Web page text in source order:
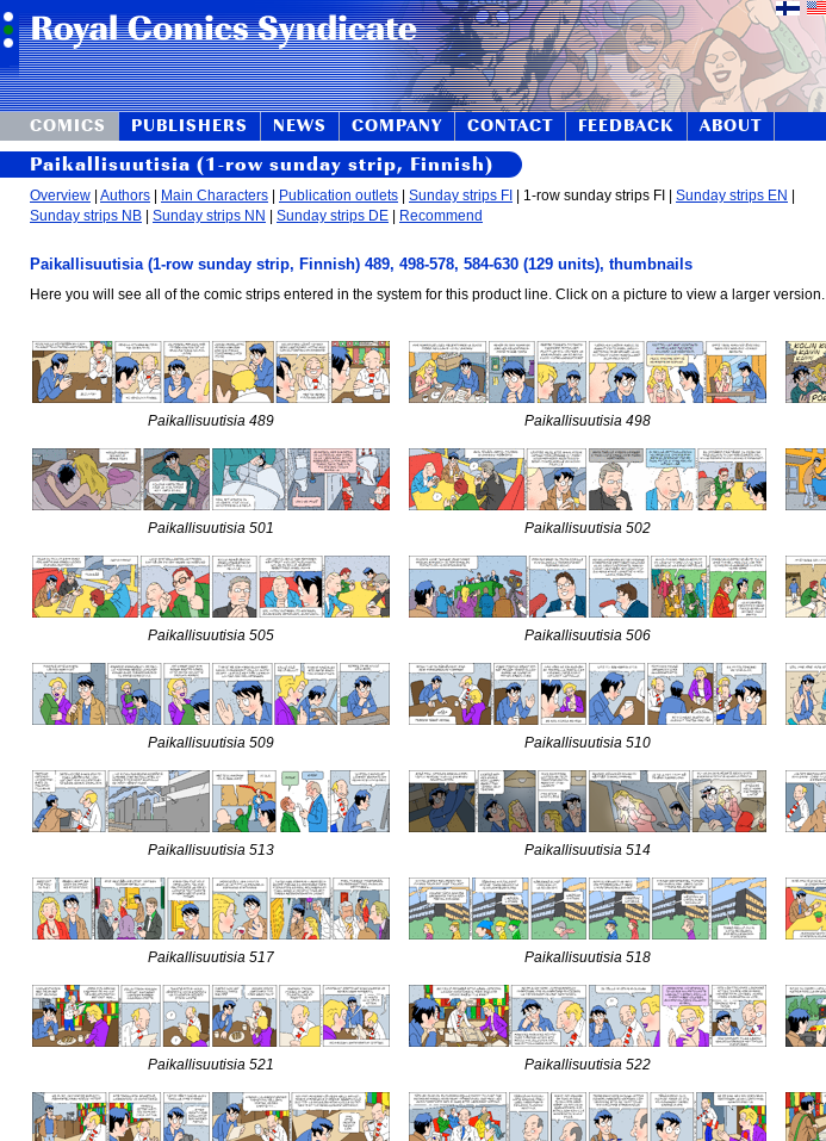
COMICS
PUBLISHERS NEWS COMPANY CONTACT FEEDBACK ABOUT
Paikallisuutisia (1-row sunday strip, Finnish)
Overview Authors Main Characters Publication outlets Sunday strips FI | 1-row sunday strips FI | Sunday strips EN
Sunday strips NB
Sunday strips NN Sunday strips DE Recommend
Paikallisuutisia (1-row sunday strip, Finnish) 489, 498-578, 584-630 (129 units), thumbnails
Here you will see all of the comic strips entered in the system for this product line. Click on a picture to view a larger version.
Paikallisuutisia 489 Paikallisuutisia 498
Paikallisuutisia 501 Paikallisuutisia 502
Paikallisuutisia 505 Paikallisuutisia 506
Paikallisuutisia 509 Paikallisuutisia 510
Paikallisuutisia 513 Paikallisuutisia 514
Paikallisuutisia 517 Paikallisuutisia 518
Paikallisuutisia 521 Paikallisuutisia 522